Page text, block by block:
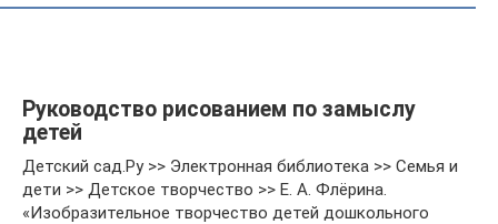
Руководство рисованием по замыслу
детей
Детский сад.Ру >> Электронная библиотека >> Семья и
дети >> Детское творчество >> Е. А. Флёрина.
«Изобразительное творчество детей дошкольного